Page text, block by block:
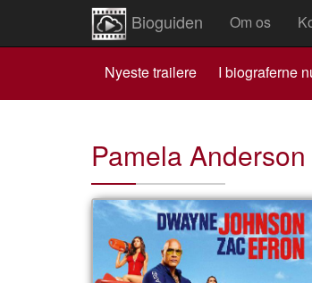
Bioguiden Om os
Nyeste trailere I biograferne
Pamela Anderson